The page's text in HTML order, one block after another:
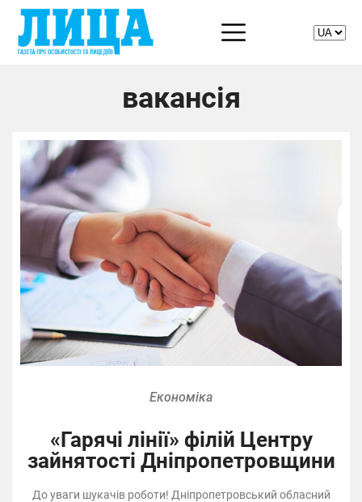
вакансія
Економіка
«Гарячі лінії» філій Центру
зайнятості Дніпропетровщини
До уваги шукачів роботи! Дніпропетровський обласний